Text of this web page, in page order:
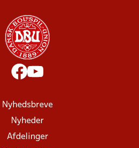
Nyhedsbreve
Nyheder
Afdelinger